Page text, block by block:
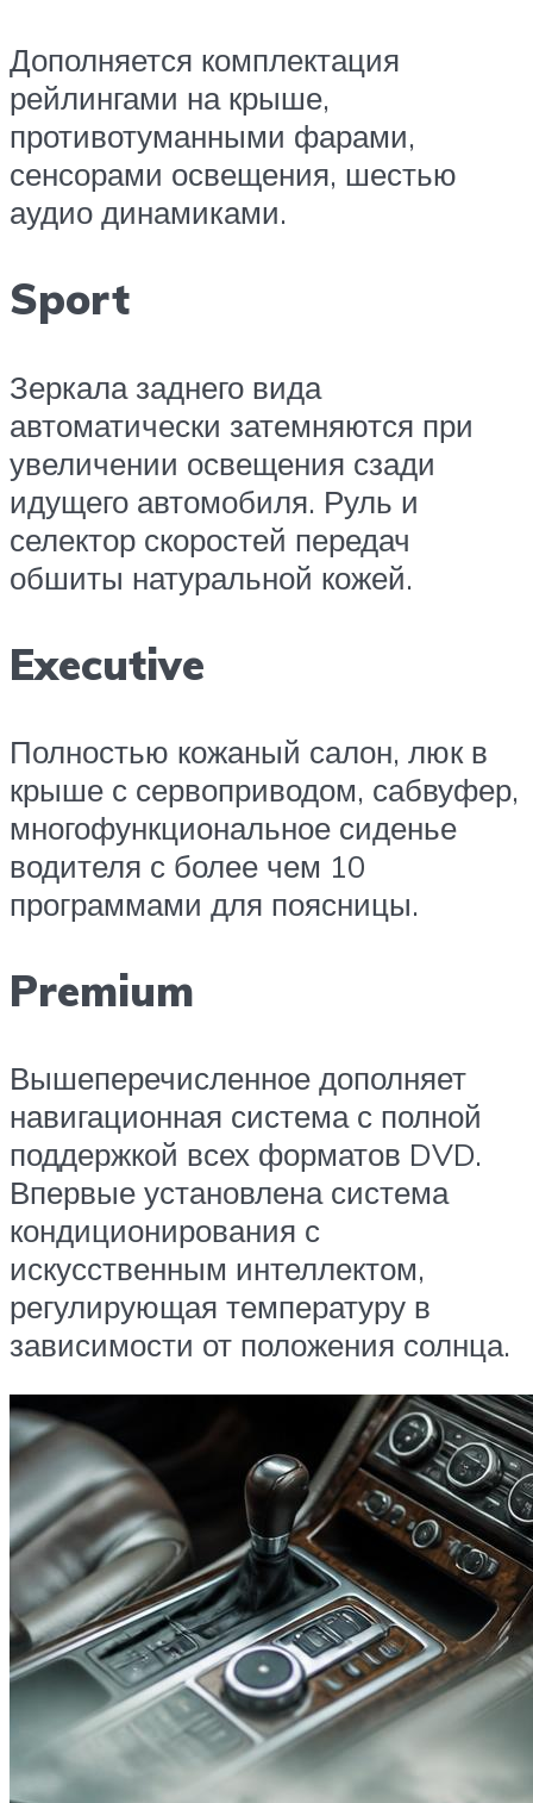
Дополняется комплектация
рейлингами на крыше,
противотуманными фарами,
сенсорами освещения, шестью
аудио динамиками.
Sport
Зеркала заднего вида
автоматически затемняются при
увеличении освещения сзади
идущего автомобиля. Руль и
селектор скоростей передач
обшиты натуральной кожей.
Executive
Полностью кожаный салон, люк в
крыше с сервоприводом, сабвуфер,
многофункциональное сиденье
водителя с более чем 10
программами для поясницы.
Premium
Вышеперечисленное дополняет
навигационная система с полной
поддержкой всех форматов DVD.
Впервые установлена система
кондиционирования с
искусственным интеллектом,
регулирующая температуру в
зависимости от положения солнца.